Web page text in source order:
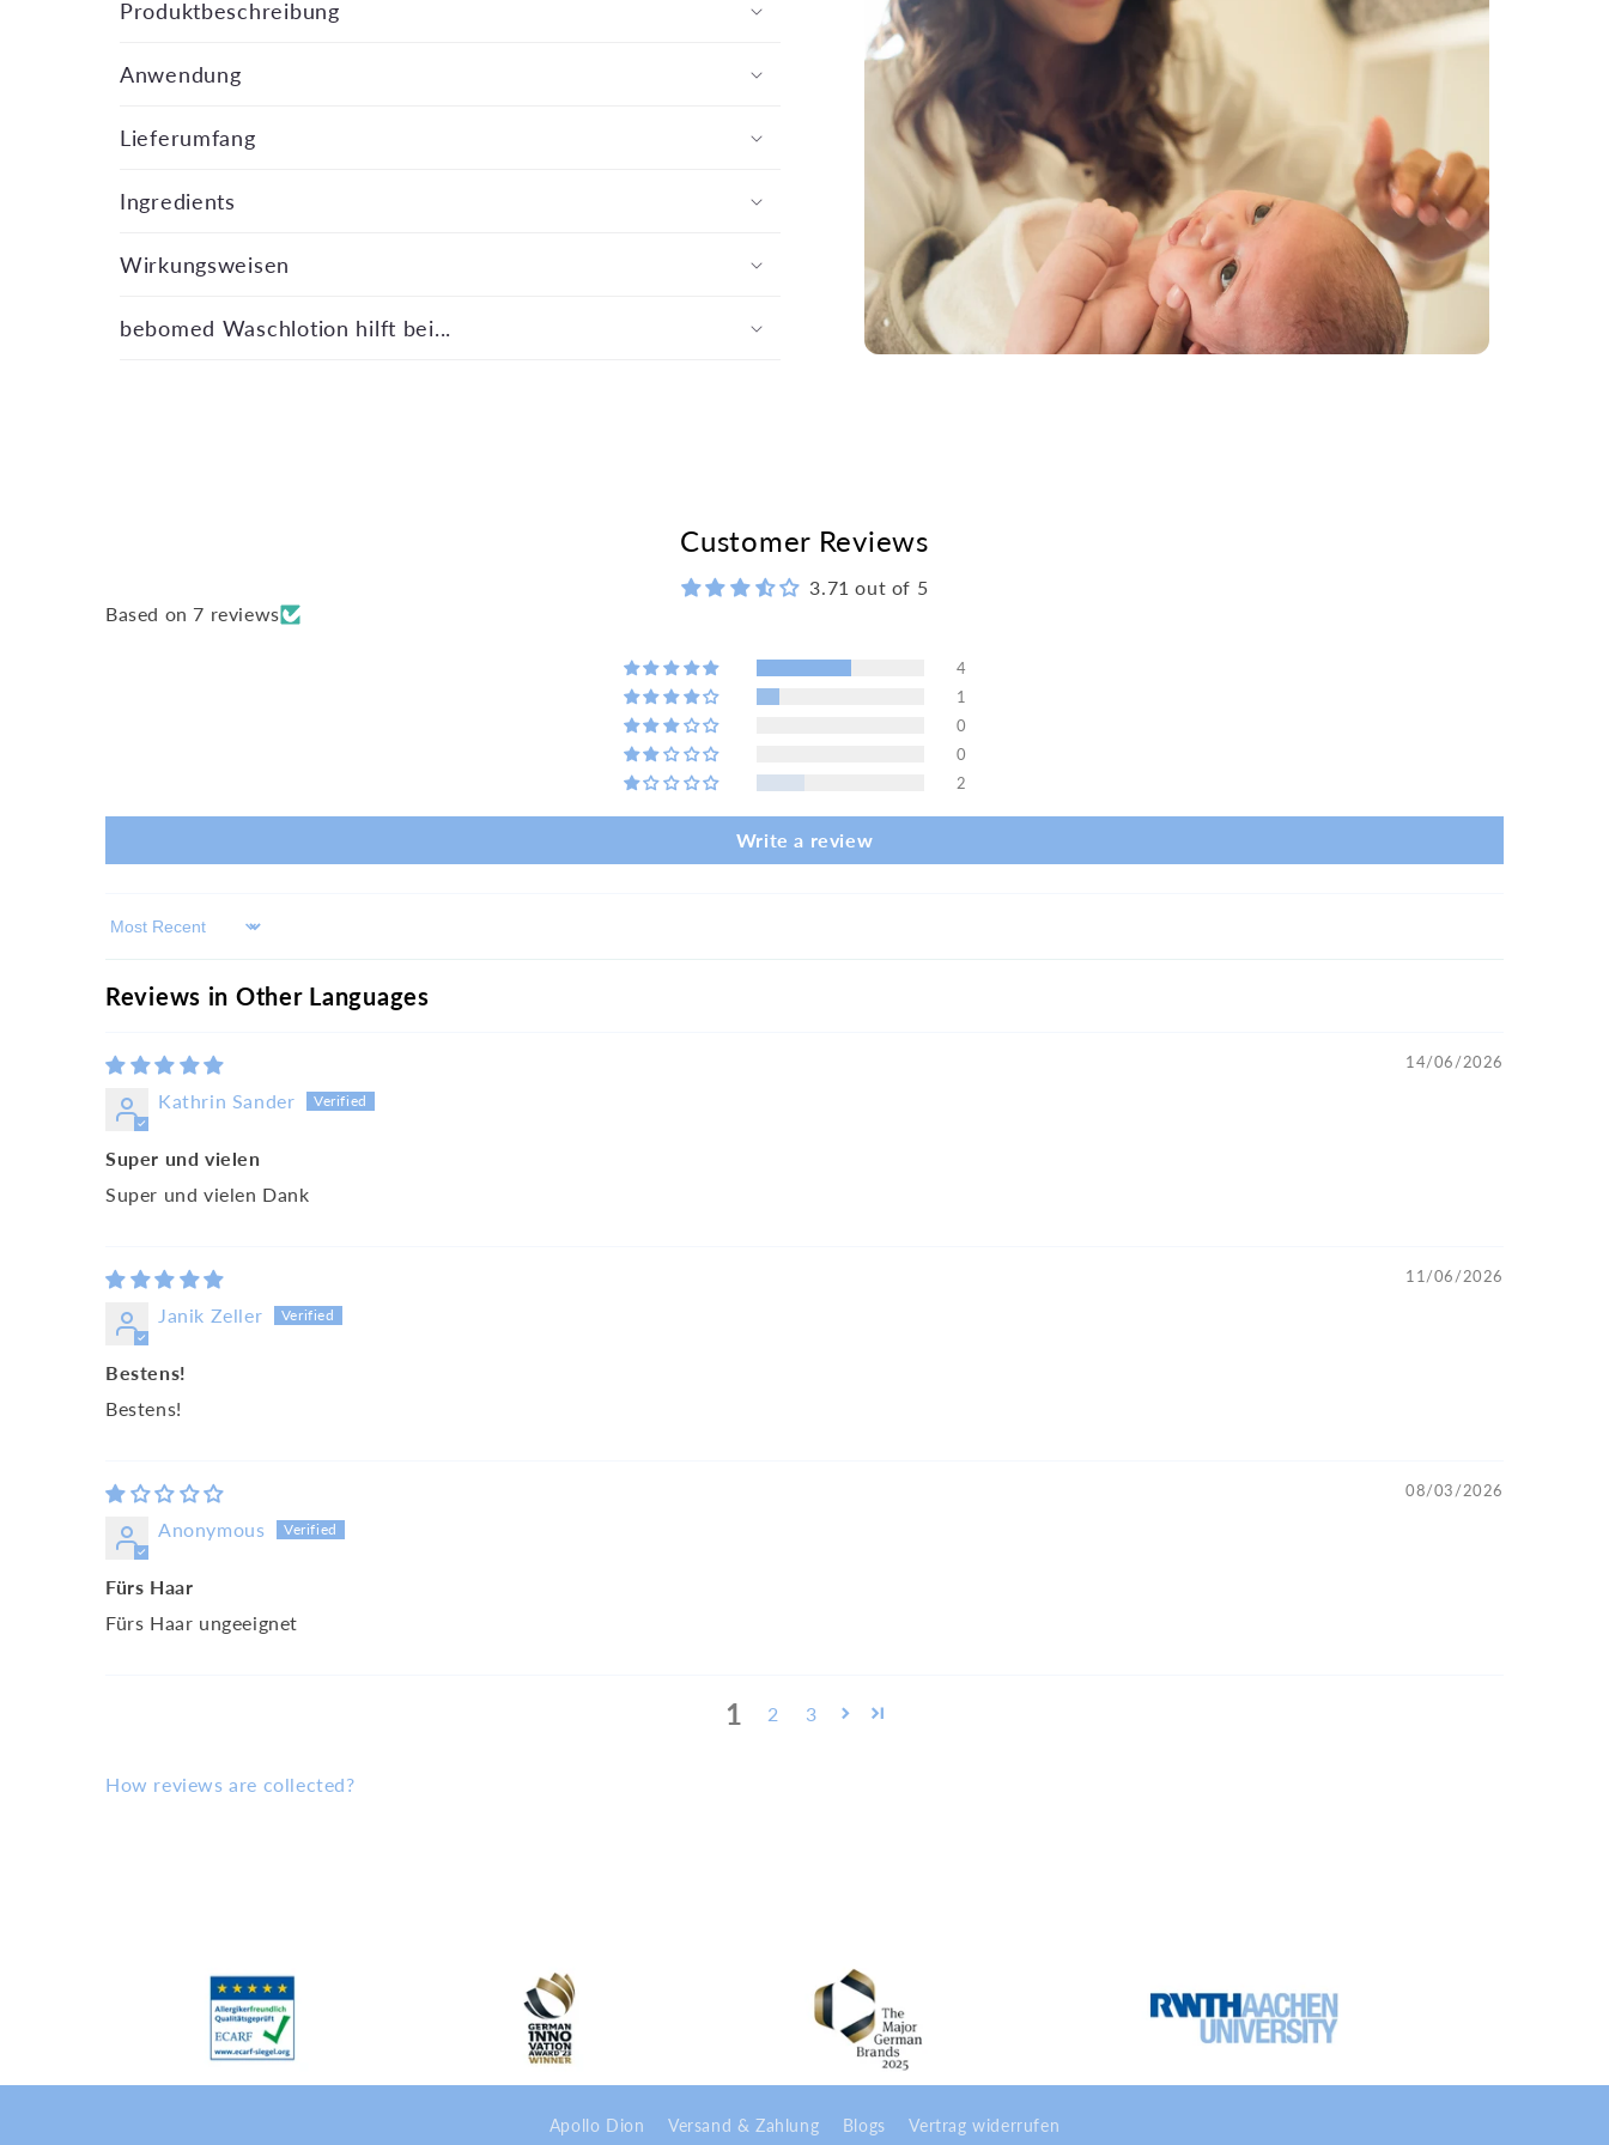
l
l
p
s
b
e
Produktbeschreibung
Anwendung
Lieferumfang
Ingredients
Wirkungsweisen
bebomed Waschlotion hilft bei...
Customer Reviews
3.71 out of 5
Based on 7 reviews
4
1
0
0
2
Write a review
Sort by
Reviews in Other Languages
14/06/2026
Kathrin Sander
Super und vielen
Super und vielen Dank
11/06/2026
Janik Zeller
Bestens!
Bestens!
08/03/2026
Anonymous
Fürs Haar
Fürs Haar ungeeignet
1 2 3
How reviews are collected?
Apollo Dion Versand & Zahlung Blogs Vertrag widerrufen